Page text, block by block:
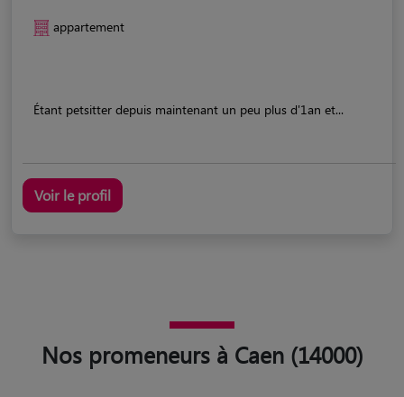
appartement
Étant petsitter depuis maintenant un peu plus d'1an et...
Voir le profil
Nos promeneurs à Caen (14000)